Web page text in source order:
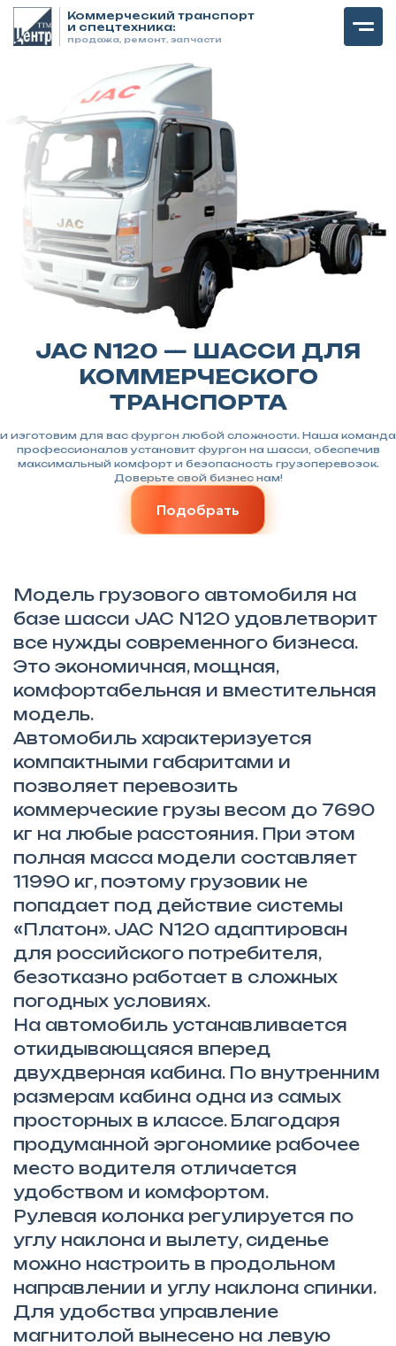
Коммерческий транспорт
и спецтехника:
продажа, ремонт, запчасти
JAC N120 — ШАССИ ДЛЯ
КОММЕРЧЕСКОГО
ТРАНСПОРТА
и изготовим для вас фургон любой сложности. Наша команда
профессионалов установит фургон на шасси, обеспечив
максимальный комфорт и безопасность грузоперевозок.
Доверьте свой бизнес нам!
Подобрать
Модель грузового автомобиля на
базе шасси JAC N120 удовлетворит
все нужды современного бизнеса.
Это экономичная, мощная,
комфортабельная и вместительная
модель.
Автомобиль характеризуется
компактными габаритами и
позволяет перевозить
коммерческие грузы весом до 7690
кг на любые расстояния. При этом
полная масса модели составляет
11990 кг, поэтому грузовик не
попадает под действие системы
«Платон». JAC N120 адаптирован
для российского потребителя,
безотказно работает в сложных
погодных условиях.
На автомобиль устанавливается
откидывающаяся вперед
двухдверная кабина. По внутренним
размерам кабина одна из самых
просторных в классе. Благодаря
продуманной эргономике рабочее
место водителя отличается
удобством и комфортом.
Рулевая колонка регулируется по
углу наклона и вылету, сиденье
можно настроить в продольном
направлении и углу наклона спинки.
Для удобства управление
магнитолой вынесено на левую